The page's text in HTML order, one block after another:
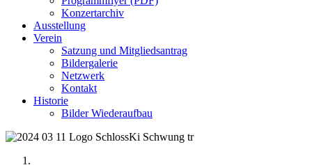
Konzertarchiv
Ausstellung
Verein
Satzung und Mitgliedsantrag
Bildergalerie
Netzwerk
Kontakt
Historie
Bilder Wiederaufbau